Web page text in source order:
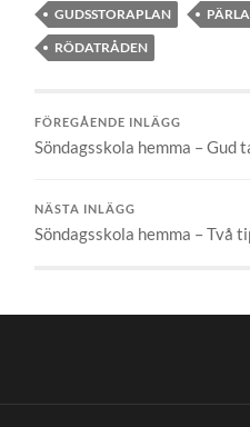
GUDSSTORAPLAN
RÖDATRÅDEN
FÖREGÅENDE INLÄGG
Söndagsskola hemma – Gud
NÄSTA INLÄGG
Söndagsskola hemma – Två